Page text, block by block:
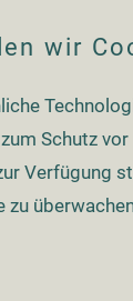
wir
Schutz
Verfügung